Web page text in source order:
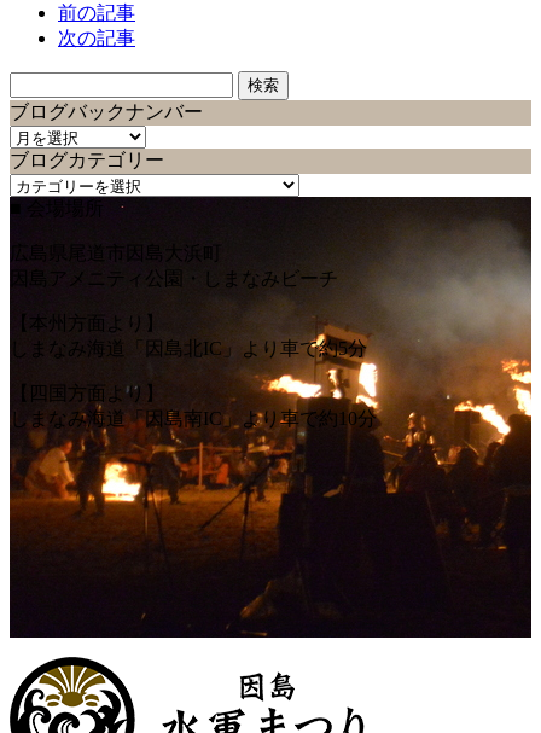
前の記事
次の記事
索:
ブログバックナンバー
ブ
ロ
グ
ク
ン
バ
ブログカテゴリー
ブ
カ
ゴ
リ
ー
■ 会場場所
広島県尾道市因島大浜町
因島アメニティ公園・しまなみビーチ
【本州方面より】
しまなみ海道「因島北IC」より車で約5分
【四国方面より】
しまなみ海道「因島南IC」より車で約10分